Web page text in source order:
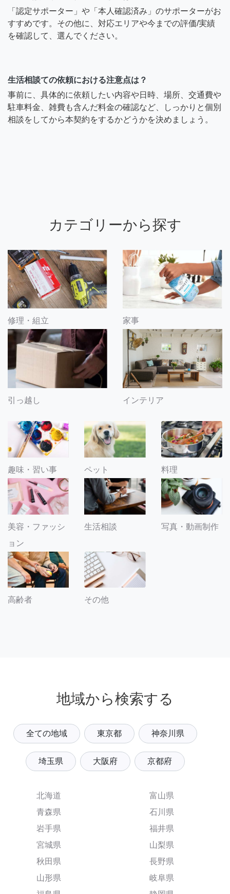
「認定サポーター」や「本人確認済み」のサポーターがお
すすめです。その他に、対応エリアや今までの評価/実績
を確認して、選んでください。
生活相談ての依頼における注意点は？
事前に、具体的に依頼したい内容や日時、場所、交通費や
駐車料金、雑費も含んだ料金の確認など、しっかりと個別
相談をしてから本契約をするかどうかを決めましょう。
カテゴリーから探す
修理・組立 家事
引っ越し インテリア
趣味・習い事 ペット 料理
美容・ファッシ
ョン
生活相談 写真・動画制作
高齢者 その他
地域から検索する
全ての地域 東京都 神奈川県
埼玉県 大阪府 京都府
北海道
青森県
岩手県
宮城県
秋田県
山形県
富山県
石川県
福井県
山梨県
長野県
岐阜県